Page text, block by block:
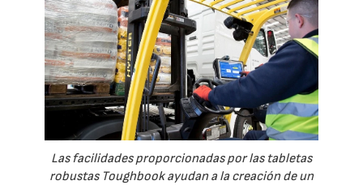
Las facilidades proporcionadas por las tabletas
robustas Toughbook ayudan a la creación de un